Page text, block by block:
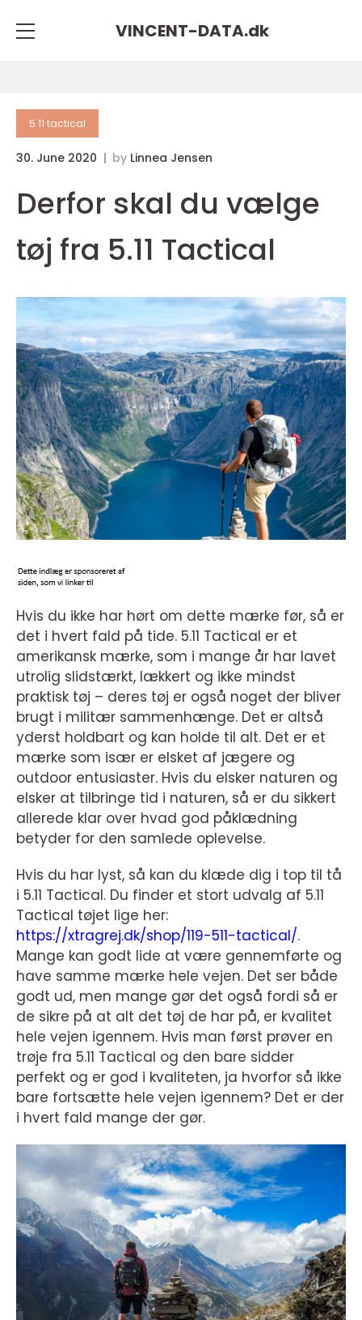
VINCENT-DATA.dk
5.11 tactical
30. June 2020 by Linnea Jensen
Derfor skal du vælge
tøj fra 5.11 Tactical
Hvis du ikke har hørt om dette mærke før, så er
det i hvert fald på tide. 5.11 Tactical er et
amerikansk mærke, som i mange år har lavet
utrolig slidstærkt, lækkert og ikke mindst
praktisk tøj – deres tøj er også noget der bliver
brugt i militær sammenhænge. Det er altså
yderst holdbart og kan holde til alt. Det er et
mærke som især er elsket af jægere og
outdoor entusiaster. Hvis du elsker naturen og
elsker at tilbringe tid i naturen, så er du sikkert
allerede klar over hvad god påklædning
betyder for den samlede oplevelse.
Hvis du har lyst, så kan du klæde dig i top til tå
i 5.11 Tactical. Du finder et stort udvalg af 5.11
Tactical tøjet lige her:
https://xtragrej.dk/shop/119-511-tactical/.
Mange kan godt lide at være gennemførte og
have samme mærke hele vejen. Det ser både
godt ud, men mange gør det også fordi så er
de sikre på at alt det tøj de har på, er kvalitet
hele vejen igennem. Hvis man først prøver en
trøje fra 5.11 Tactical og den bare sidder
perfekt og er god i kvaliteten, ja hvorfor så ikke
bare fortsætte hele vejen igennem? Det er der
i hvert fald mange der gør.